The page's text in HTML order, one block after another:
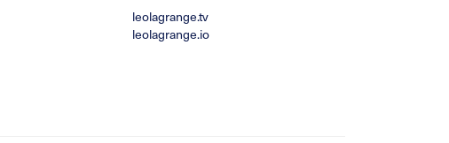
leolagrange.tv
leolagrange.io